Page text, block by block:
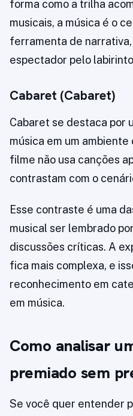
forma como a trilha
musicais, a música é o
ferramenta de
espectador pelo
Cabaret (Cabaret)
Cabaret se destaca por
música em um
filme não usa canções
contrastam com o
Esse contraste é uma
musical ser lembrado
discussões críticas. A
fica mais complexa, e
reconhecimento em
em música.
Como analisar
premiado sem
Se você quer entender